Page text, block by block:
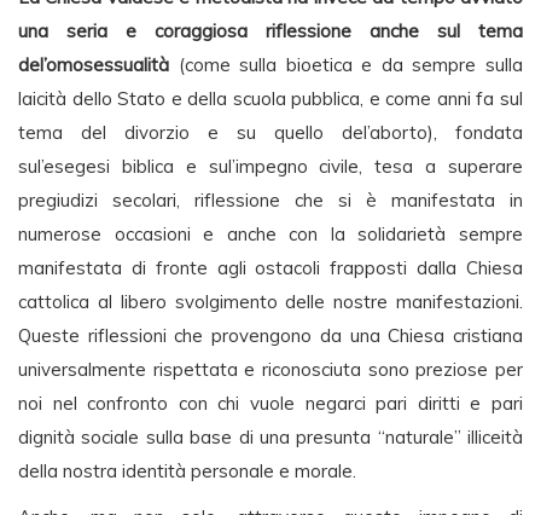
una seria e coraggiosa riflessione anche sul tema
del’omosessualità (come sulla bioetica e da sempre sulla
laicità dello Stato e della scuola pubblica, e come anni fa sul
tema del divorzio e su quello del’aborto), fondata
sul’esegesi biblica e sul’impegno civile, tesa a superare
pregiudizi secolari, riflessione che si è manifestata in
numerose occasioni e anche con la solidarietà sempre
manifestata di fronte agli ostacoli frapposti dalla Chiesa
cattolica al libero svolgimento delle nostre manifestazioni.
Queste riflessioni che provengono da una Chiesa cristiana
universalmente rispettata e riconosciuta sono preziose per
noi nel confronto con chi vuole negarci pari diritti e pari
dignità sociale sulla base di una presunta “naturale” illiceità
della nostra identità personale e morale.